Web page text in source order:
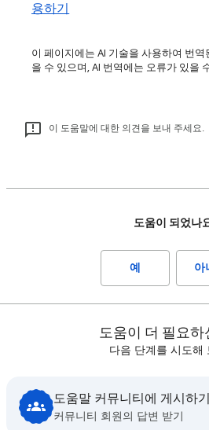
용하기
이 페이지에는 AI 기술을 사용하여 번
을 수 있으며, AI 번역에는 오류가 있을
이 도움말에 대한 의견을 보내 주세요.
도움이 되었나
예 아
도움이 더 필요하
다음 단계를 시도해
도움말 커뮤니티에 게시하기
커뮤니티 회원의 답변 받기